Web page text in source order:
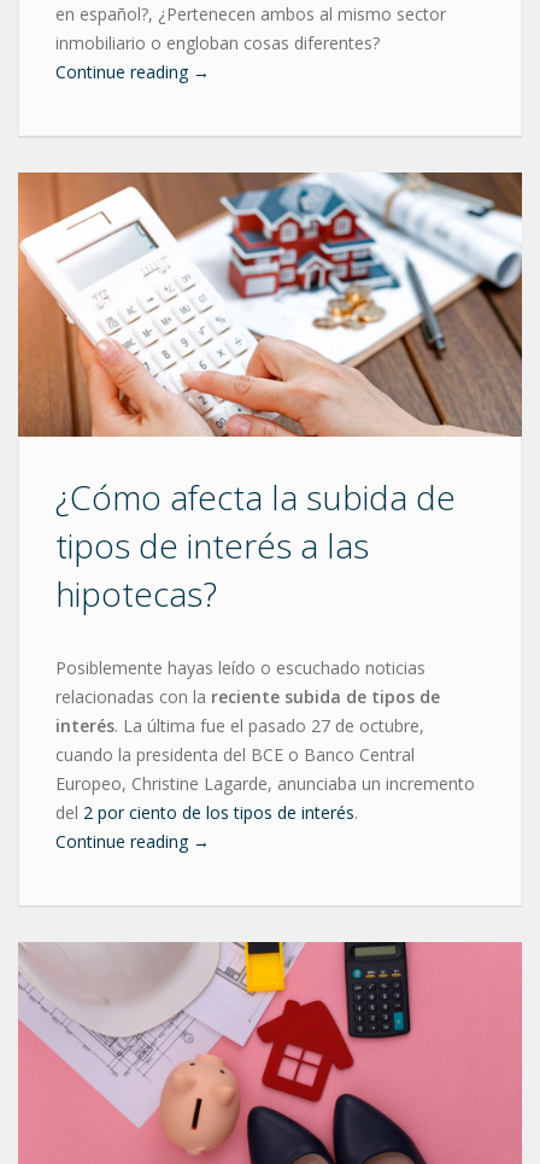
en español?, ¿Pertenecen ambos al mismo sector
inmobiliario o engloban cosas diferentes?
Continue reading →
¿Cómo afecta la subida de
tipos de interés a las
hipotecas?
Posiblemente hayas leído o escuchado noticias
relacionadas con la reciente subida de tipos de
interés. La última fue el pasado 27 de octubre,
cuando la presidenta del BCE o Banco Central
Europeo, Christine Lagarde, anunciaba un incremento
del 2 por ciento de los tipos de interés.
Continue reading →